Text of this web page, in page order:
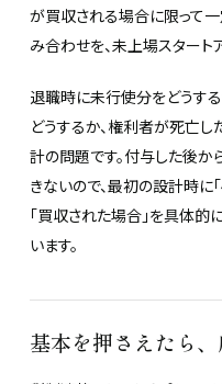
が買収される場合に限って
み合わせを、未上場スタート
退職時に未行使分をどうす
どうするか、権利者が死亡
計の問題です。付与した後
きないので、最初の設計時に
「買収された場合」を具体的
います。
基本を押さえたら